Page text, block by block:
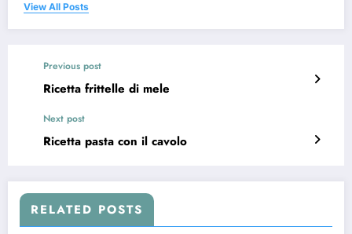
View All Posts
Previous post
Ricetta frittelle di mele
Next post
Ricetta pasta con il cavolo
RELATED POSTS